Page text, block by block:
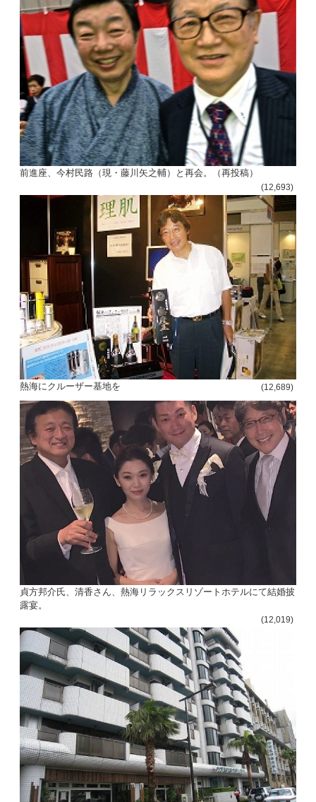
前進座、今村民路（現・藤川矢之輔）と再会。（再投稿）
(12,693)
熱海にクルーザー基地を (12,689)
貞方邦介氏、清香さん、熱海リラックスリゾートホテルにて結婚披
露宴。
(12,019)